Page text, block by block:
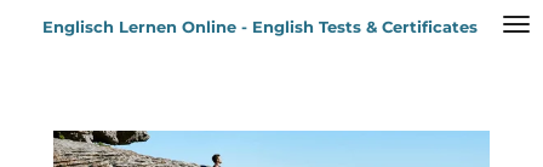
ZumEnglisch Lernen Online - English Tests & Certificates